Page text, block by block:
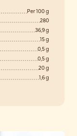
Per 100 g
280
36,9 g
15 g
0,5 g
0,5 g
20 g
1,6 g